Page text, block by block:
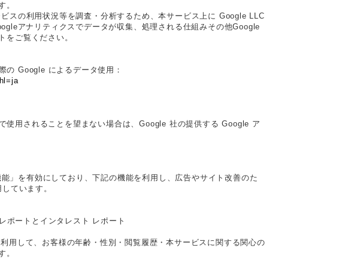
。
スの利用状況等を調査・分析するため、本サービス上に Google LLC
アナリティクスでデータが収集、処理される仕組みその他Google
をご覧ください。
の Google によるデータ使用：
使用されることを望まない場合は、Google 社の提供する Google ア
」を有効にしており、下記の機能を利用し、広告やサイト改善のた
ています。
ポートとインタレスト レポート
して、お客様の年齢・性別・閲覧履歴・本サービスに関する関心の
。